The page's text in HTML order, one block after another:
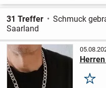
31 Treffer
Schmuck
Saarland